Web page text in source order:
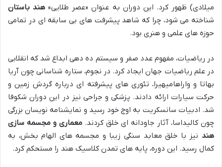
میلادی) ظهور کرد. این دوران به عنوان «عصر طلایی» هند باستان
شناخته می شود، چرا که شاهد پیشرفت های بی سابقه ای در تمامی
حوزه های علمی و هنری بود.
در ریاضیات، مفهوم عدد صفر و سیستم ده دهی ابداع شد که انقلابی
در علم ریاضیات جهان ایجاد کرد. در نجوم، ستاره شناسانی چون آریا
بهاتا و واراهامیهیرا، تئوری های پیشرفته ای درباره گردش زمین و
حرکت سیارات ارائه دادند. پزشکی و جراحی نیز در این دوران شکوفا
شد. ادبیات سانسکریت به اوج خود رسید و نمایشنامه نویسان بزرگی
چون کالیداسا، آثار جاودانه ای خلق کردند. معماری و مجسمه سازی
هند نیز با خلق معابد سنگی زیبا و مجسمه های الهام بخش، به
کمال رسید. این دوره، پایه های تمدن کلاسیک هند را مستحکم کرد.